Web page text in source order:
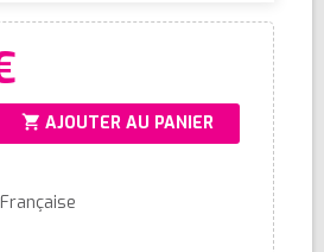
shopping_cart AJOUTER AU PANIER